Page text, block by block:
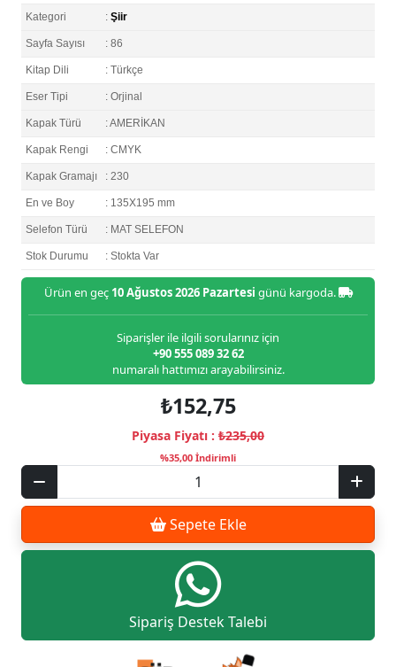
Kategori : Şiir
Sayfa Sayısı : 86
Kitap Dili : Türkçe
Eser Tipi : Orjinal
Kapak Türü : AMERİKAN
Kapak Rengi : CMYK
Kapak Gramajı : 230
En ve Boy : 135X195 mm
Selefon Türü : MAT SELEFON
Stok Durumu : Stokta Var
Ürün en geç 10 Ağustos 2026 Pazartesi günü kargoda.
Siparişler ile ilgili sorularınız için
+90 555 089 32 62
numaralı hattımızı arayabilirsiniz.
₺152,75
Piyasa Fiyatı : ₺235,00
%35,00 İndirimli
Sepete Ekle
Sipariş Destek Talebi